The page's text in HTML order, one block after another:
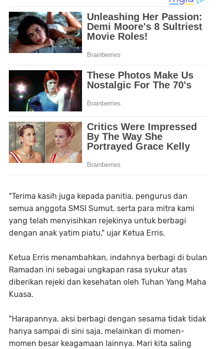
"Terima kasih juga kepada panitia, pengurus dan
semua anggota SMSI Sumut, serta para mitra kami
yang telah menyisihkan rejekinya untuk berbagi
dengan anak yatim piatu," ujar Ketua Erris.
Ketua Erris menambahkan, indahnya berbagi di bulan
Ramadan ini sebagai ungkapan rasa syukur atas
diberikan rejeki dan kesehatan oleh Tuhan Yang Maha
Kuasa.
"Harapannya, aksi berbagi dengan sesama tidak tidak
hanya sampai di sini saja, melainkan di momen-
momen besar keagamaan lainnya. Mari kita saling